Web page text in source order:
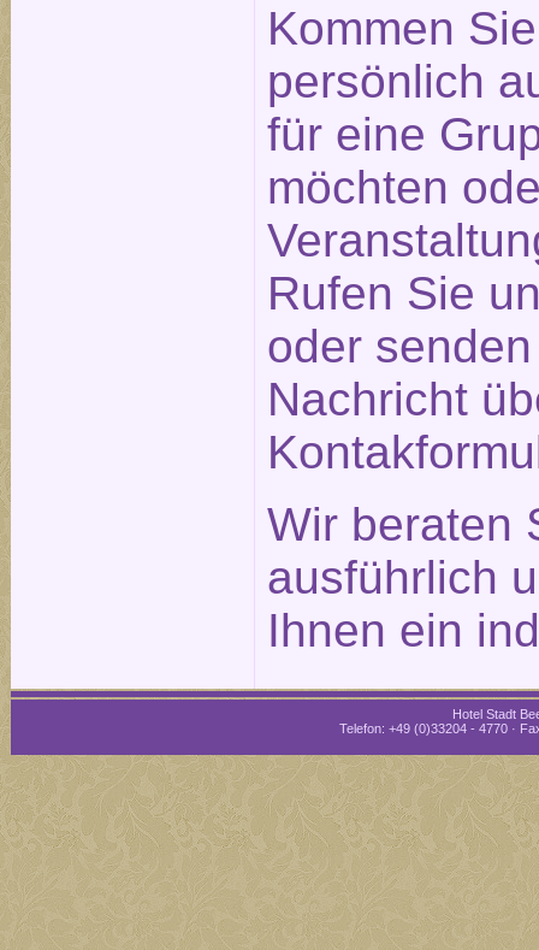
Kommen
persönlich
für eine
möchten
Rufen Sie
oder
Nachricht
Wir beraten
ausführlich
Ihnen ein
Hotel Stadt
Telefon: +49 (0)33204 - 4770 ·